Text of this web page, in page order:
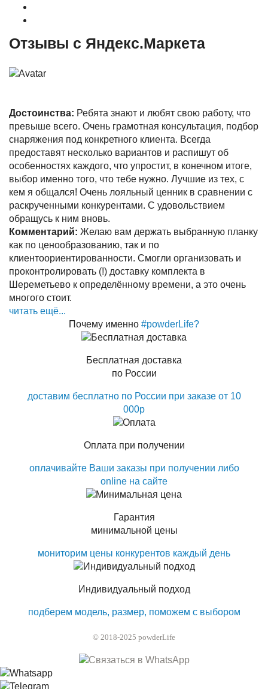
Отзывы с Яндекс.Маркета
Достоинства: Ребята знают и любят свою работу, что
превыше всего. Очень грамотная консультация, подбор
снаряжения под конкретного клиента. Всегда
предоставят несколько вариантов и распишут об
особенностях каждого, что упростит, в конечном итоге,
выбор именно того, что тебе нужно. Лучшие из тех, с
кем я общался! Очень лояльный ценник в сравнении с
раскрученными конкурентами. С удовольствием
обращусь к ним вновь.
Комментарий: Желаю вам держать выбранную планку
как по ценообразованию, так и по
клиентоориентированности. Смогли организовать и
проконтролировать (!) доставку комплекта в
Шереметьево к определённому времени, а это очень
многого стоит.
читать ещё...
Почему именно #powderLife?
Бесплатная доставка
по России
доставим бесплатно по России при заказе от 10
000р
Оплата при получении
оплачивайте Ваши заказы при получении либо
online на сайте
Гарантия
минимальной цены
мониторим цены конкурентов каждый день
Индивидуальный подход
подберем модель, размер, поможем с выбором
© 2018-2025 powderLife